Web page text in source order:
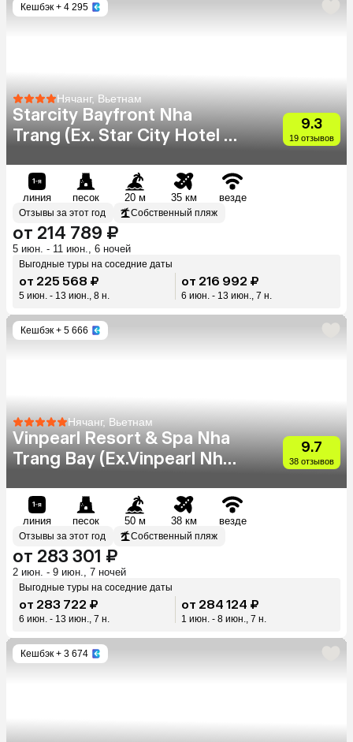
Кешбэк + 4 295
Нячанг, Вьетнам
Starcity Bayfront Nha
Trang (Ex. Star City Hotel &
Trang)
9.3
19 отзывов
линия песок 20 м 35 км везде
Отзывы за этот год Собственный пляж
от 214 789 ₽
5 июн. - 11 июн., 6 ночей
Выгодные туры на соседние даты
от 225 568 ₽
5 июн. - 13 июн., 8 н.
от 216 992 ₽
6 июн. - 13 июн., 7 н.
Кешбэк + 5 666
Нячанг, Вьетнам
Vinpearl Resort & Spa Nha
Trang Bay (Ex.Vinpearl Nha
9.7
38 отзывов
линия песок 50 м 38 км везде
Отзывы за этот год Собственный пляж
от 283 301 ₽
2 июн. - 9 июн., 7 ночей
Выгодные туры на соседние даты
от 283 722 ₽
6 июн. - 13 июн., 7 н.
от 284 124 ₽
1 июн. - 8 июн., 7 н.
Кешбэк + 3 674